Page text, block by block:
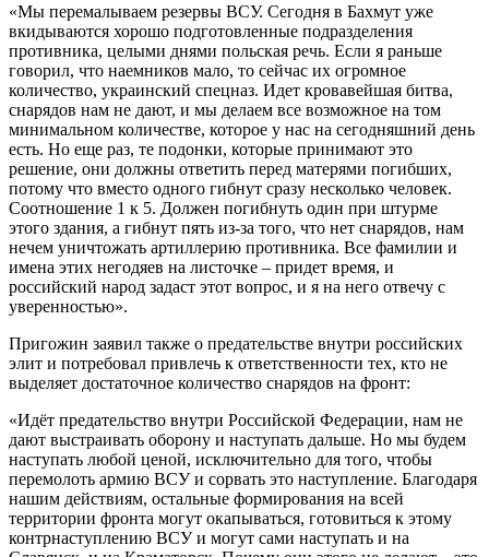
«Мы перемалываем резервы ВСУ. Сегодня в Бахмут уже
вкидываются хорошо подготовленные подразделения
противника, целыми днями польская речь. Если я раньше
говорил, что наемников мало, то сейчас их огромное
количество, украинский спецназ. Идет кровавейшая битва,
снарядов нам не дают, и мы делаем все возможное на том
минимальном количестве, которое у нас на сегодняшний день
есть. Но еще раз, те подонки, которые принимают это
решение, они должны ответить перед матерями погибших,
потому что вместо одного гибнут сразу несколько человек.
Соотношение 1 к 5. Должен погибнуть один при штурме
этого здания, а гибнут пять из-за того, что нет снарядов, нам
нечем уничтожать артиллерию противника. Все фамилии и
имена этих негодяев на листочке – придет время, и
российский народ задаст этот вопрос, и я на него отвечу с
уверенностью».
Пригожин заявил также о предательстве внутри российских
элит и потребовал привлечь к ответственности тех, кто не
выделяет достаточное количество снарядов на фронт:
«Идёт предательство внутри Российской Федерации, нам не
дают выстраивать оборону и наступать дальше. Но мы будем
наступать любой ценой, исключительно для того, чтобы
перемолоть армию ВСУ и сорвать это наступление. Благодаря
нашим действиям, остальные формирования на всей
территории фронта могут окапываться, готовиться к этому
контрнаступлению ВСУ и могут сами наступать и на